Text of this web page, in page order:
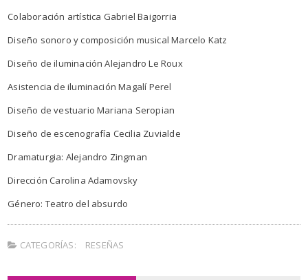
Colaboración artística Gabriel Baigorria
Diseño sonoro y composición musical Marcelo Katz
Diseño de iluminación Alejandro Le Roux
Asistencia de iluminación Magalí Perel
Diseño de vestuario Mariana Seropian
Diseño de escenografía Cecilia Zuvialde
Dramaturgia: Alejandro Zingman
Dirección Carolina Adamovsky
Género: Teatro del absurdo
CATEGORÍAS: RESEÑAS